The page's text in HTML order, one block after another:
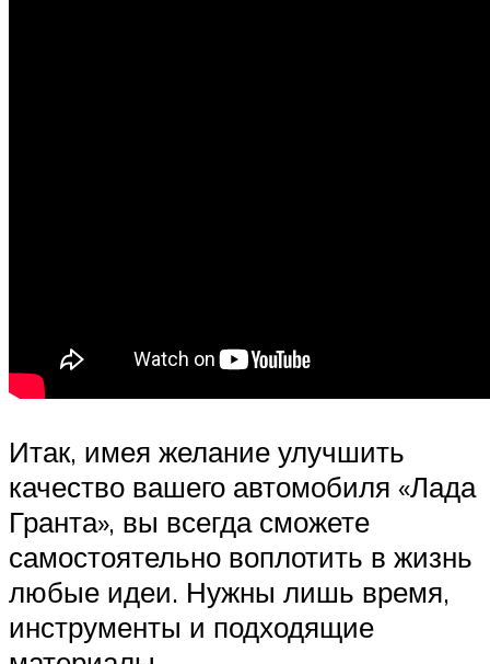
Итак, имея желание улучшить
качество вашего автомобиля «Лада
Гранта», вы всегда сможете
самостоятельно воплотить в жизнь
любые идеи. Нужны лишь время,
инструменты и подходящие